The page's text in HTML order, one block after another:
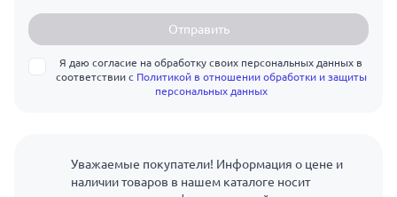
Отправить
Я даю согласие на обработку своих персональных данных в
соответствии с Политикой в отношении обработки и защиты
персональных данных
Уважаемые покупатели! Информация о цене и
наличии товаров в нашем каталоге носит